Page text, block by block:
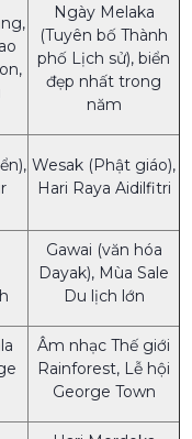
Ngày Melaka
(Tuyên bố Thành
phố Lịch sử), biển
đẹp nhất trong
năm
Wesak (Phật giáo),
Hari Raya Aidilfitri
Gawai (văn hóa
Dayak), Mùa Sale
Du lịch lớn
Âm nhạc Thế giới
Rainforest, Lễ hội
George Town